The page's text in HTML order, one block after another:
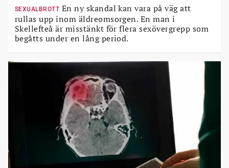
SEXUALBROTT En ny skandal kan vara på väg att
rullas upp inom äldreomsorgen. En man i
Skellefteå är misstänkt för flera sexövergrepp som
begåtts under en lång period.